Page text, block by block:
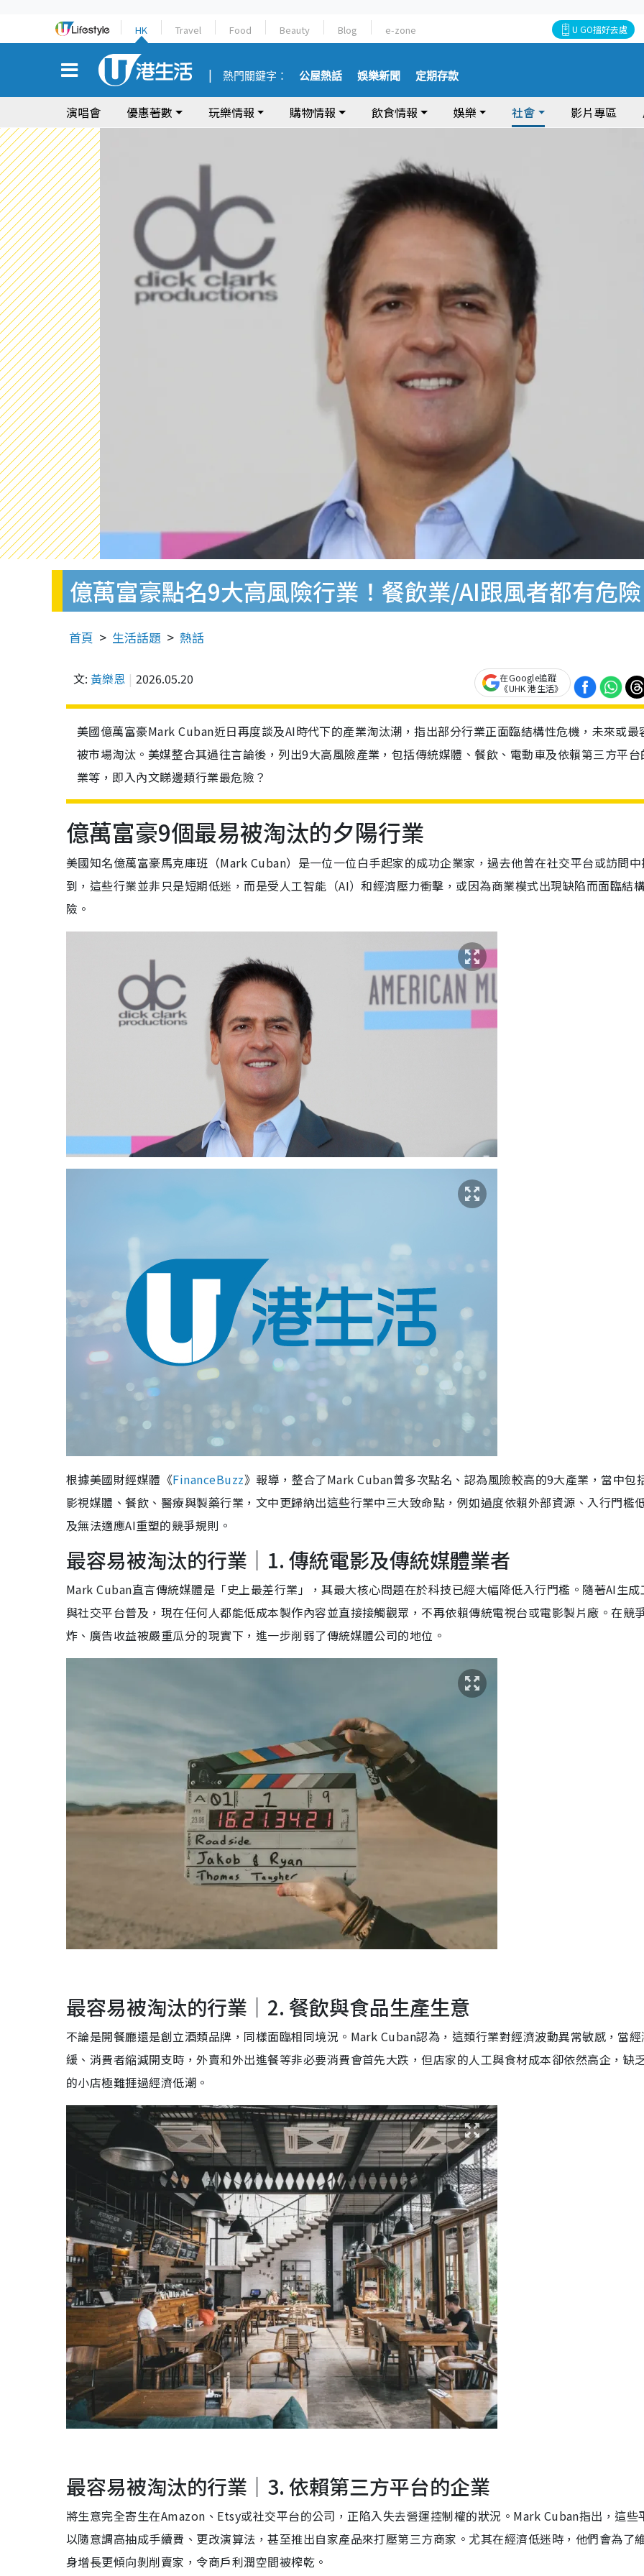
HK Travel Food Beauty Blog e-zone U GO搵好去處
熱門關鍵字： 公屋熱話 娛樂新聞 定期存款
演唱會 優惠著數 玩樂情報 購物情報 飲食情報 娛樂 社會 影片專區
億萬富豪點名9大高風險行業！餐飲業/AI跟風者都有危
首頁 生活話題 熱話
文: 黃樂恩 2026.05.20
在Google追蹤
《UHK 港生活》
美國億萬富豪Mark Cuban近日再度談及AI時代下的產業淘汰潮，指出部分行業正面臨結構性危機，未來或最
被市場淘汰。美媒整合其過往言論後，列出9大高風險產業，包括傳統媒體、餐飲、電動車及依賴第三方平台
業等，即入內文睇邊類行業最危險？
億萬富豪9個最易被淘汰的夕陽行業
美國知名億萬富豪馬克庫班（Mark Cuban）是一位一位白手起家的成功企業家，過去他曾在社交平台或訪問
到，這些行業並非只是短期低迷，而是受人工智能（AI）和經濟壓力衝擊，或因為商業模式出現缺陷而面臨結
險。
根據美國財經媒體《FinanceBuzz》報導，整合了Mark Cuban曾多次點名、認為風險較高的9大產業，當中包
影視媒體、餐飲、醫療與製藥行業，文中更歸納出這些行業中三大致命點，例如過度依賴外部資源、入行門檻
及無法適應AI重塑的競爭規則。
最容易被淘汰的行業｜1. 傳統電影及傳統媒體業者
Mark Cuban直言傳統媒體是「史上最差行業」，其最大核心問題在於科技已經大幅降低入行門檻。隨著AI生成
與社交平台普及，現在任何人都能低成本製作內容並直接接觸觀眾，不再依賴傳統電視台或電影製片廠。在競
炸、廣告收益被嚴重瓜分的現實下，進一步削弱了傳統媒體公司的地位。
最容易被淘汰的行業｜2. 餐飲與食品生產生意
不論是開餐廳還是創立酒類品牌，同樣面臨相同境況。Mark Cuban認為，這類行業對經濟波動異常敏感，當
緩、消費者縮減開支時，外賣和外出進餐等非必要消費會首先大跌，但店家的人工與食材成本卻依然高企，缺
的小店極難捱過經濟低潮。
最容易被淘汰的行業｜3. 依賴第三方平台的企業
將生意完全寄生在Amazon、Etsy或社交平台的公司，正陷入失去營運控制權的狀況。Mark Cuban指出，這些
以隨意調高抽成手續費、更改演算法，甚至推出自家產品來打壓第三方商家。尤其在經濟低迷時，他們會為了
身增長更傾向剝削賣家，令商戶利潤空間被榨乾。